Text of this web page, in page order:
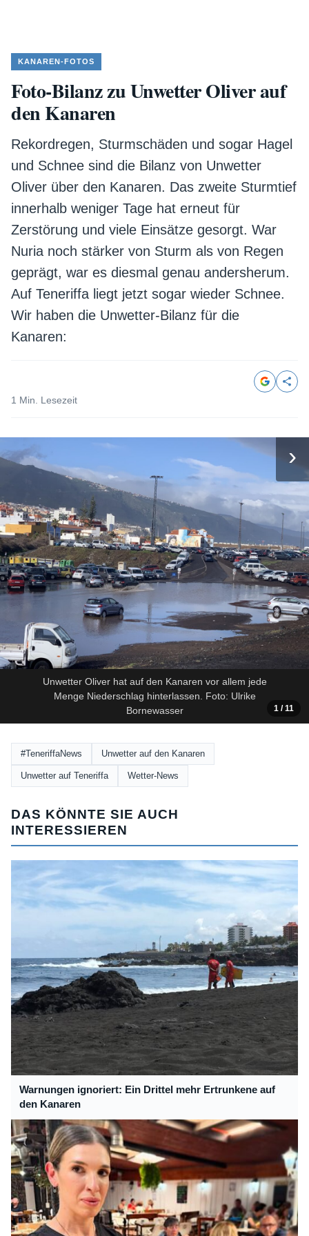
KANAREN-FOTOS
Foto-Bilanz zu Unwetter Oliver auf
den Kanaren
Rekordregen, Sturmschäden und sogar Hagel
und Schnee sind die Bilanz von Unwetter
Oliver über den Kanaren. Das zweite Sturmtief
innerhalb weniger Tage hat erneut für
Zerstörung und viele Einsätze gesorgt. War
Nuria noch stärker von Sturm als von Regen
geprägt, war es diesmal genau andersherum.
Auf Teneriffa liegt jetzt sogar wieder Schnee.
Wir haben die Unwetter-Bilanz für die
Kanaren:
1 Min. Lesezeit
Unwetter Oliver hat auf den Kanaren vor allem jede
Menge Niederschlag hinterlassen. Foto: Ulrike
Bornewasser
1 / 11
#TeneriffaNews Unwetter auf den Kanaren
Unwetter auf Teneriffa Wetter-News
DAS KÖNNTE SIE AUCH
INTERESSIEREN
Warnungen ignoriert: Ein Drittel mehr Ertrunkene auf
den Kanaren